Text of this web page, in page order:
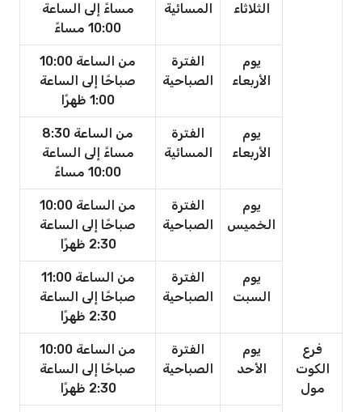
الثلاثاء
المسائية
مساءً إلى الساعة
10:00 مساءً
يوم
الأربعاء
الفترة
الصباحية
من الساعة 10:00
صباحًا إلى الساعة
1:00 ظهرًا
يوم
الأربعاء
الفترة
المسائية
من الساعة 8:30
مساءً إلى الساعة
10:00 مساءً
يوم
الخميس
الفترة
الصباحية
من الساعة 10:00
صباحًا إلى الساعة
2:30 ظهرًا
يوم
السبت
الفترة
الصباحية
من الساعة 11:00
صباحًا إلى الساعة
2:30 ظهرًا
فرع
الكوت
مول
يوم
الأحد
الفترة
الصباحية
من الساعة 10:00
صباحًا إلى الساعة
2:30 ظهرًا